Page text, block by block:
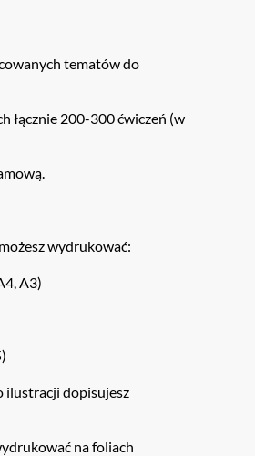
tematów do
łącznie 200-300 ćwiczeń (w
wydrukować:
A3)
ilustracji dopisujesz
na foliach